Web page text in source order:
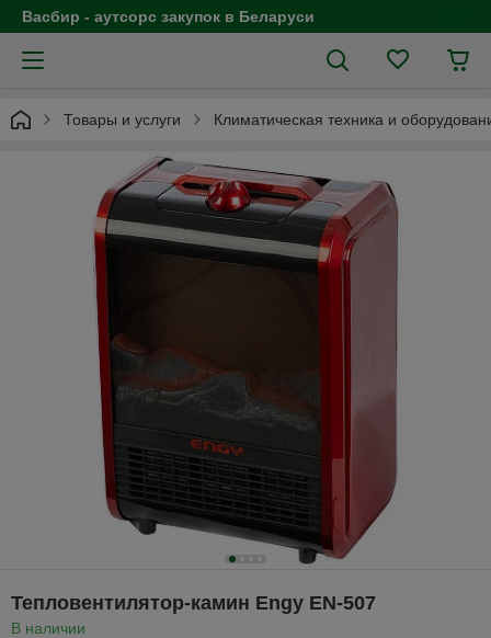
Васбир - аутсорс закупок в Беларуси
Товары и услуги Климатическая техника и
Тепловентилятор-камин Engy EN-507
В наличии